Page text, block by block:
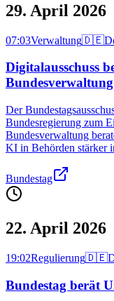
29. April 2026
07:03Verwaltung🇩🇪
Digitalausschuss
Bundesverwaltung
Der
Bundesregierung zum
Bundesverwaltung
KI in Behörden stärker
Bundestag
22. April 2026
19:02Regulierung🇩🇪
Bundestag berät